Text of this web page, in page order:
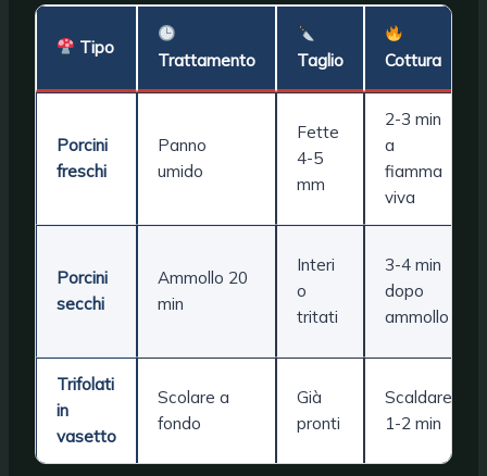
Tipo
Trattamento Taglio Cottura
Porcini
freschi
Panno
umido
Fette
4-5
mm
2-3 min
a
fiamma
viva
Porcini
secchi
Ammollo 20
min
Interi
o
tritati
3-4 min
dopo
ammollo
Trifolati
in
vasetto
Scolare a
fondo
Già
pronti
Scaldare
1-2 min